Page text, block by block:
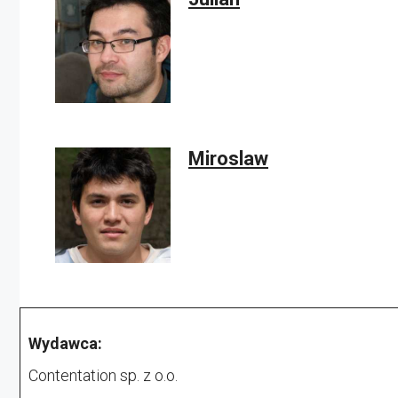
Miroslaw
Wydawca:
Contentation sp. z o.o.